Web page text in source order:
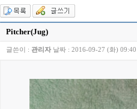
Pitcher(Jug)
글쓴이 : 관리자 날짜 : 2016-09-27 (화) 09:40